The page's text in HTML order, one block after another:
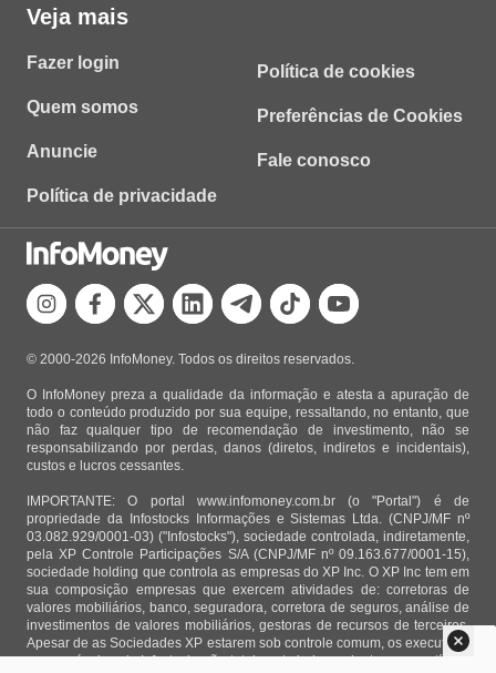
Veja mais
Fazer login
Quem somos
Anuncie
Política de privacidade
Política de cookies
Preferências de Cookies
Fale conosco
© 2000-2026 InfoMoney. Todos os direitos reservados.
O InfoMoney preza a qualidade da informação e atesta a apuração de
todo o conteúdo produzido por sua equipe, ressaltando, no entanto, que
não faz qualquer tipo de recomendação de investimento, não se
responsabilizando por perdas, danos (diretos, indiretos e incidentais),
custos e lucros cessantes.
IMPORTANTE: O portal www.infomoney.com.br (o "Portal") é de
propriedade da Infostocks Informações e Sistemas Ltda. (CNPJ/MF nº
03.082.929/0001-03) ("Infostocks"), sociedade controlada, indiretamente,
pela XP Controle Participações S/A (CNPJ/MF nº 09.163.677/0001-15),
sociedade holding que controla as empresas do XP Inc. O XP Inc tem em
sua composição empresas que exercem atividades de: corretoras de
valores mobiliários, banco, seguradora, corretora de seguros, análise de
investimentos de valores mobiliários, gestoras de recursos de terceiros.
Apesar de as Sociedades XP estarem sob controle comum, os executivos
responsáveis pela Infostocks são totalmente independentes e as notícias,